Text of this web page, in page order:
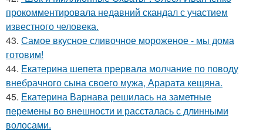
прокомментировала недавний скандал с участием
известного человека.
43. Самое вкусное сливочное мороженое - мы дома
готовим!
44. Екатерина шепета прервала молчание по поводу
внебрачного сына своего мужа, Арарата кещяна.
45. Екатерина Варнава решилась на заметные
перемены во внешности и рассталась с длинными
волосами.